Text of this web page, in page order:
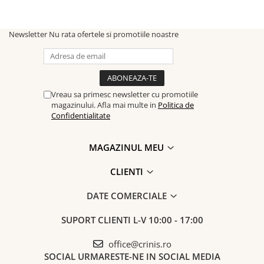
Newsletter Nu rata ofertele si promotiile noastre
Vreau sa primesc newsletter cu promotiile
magazinului. Afla mai multe in Politica de
Confidentialitate
MAGAZINUL MEU
CLIENTI
DATE COMERCIALE
SUPORT CLIENTI L-V 10:00 - 17:00
office@crinis.ro
SOCIAL URMARESTE-NE IN SOCIAL MEDIA